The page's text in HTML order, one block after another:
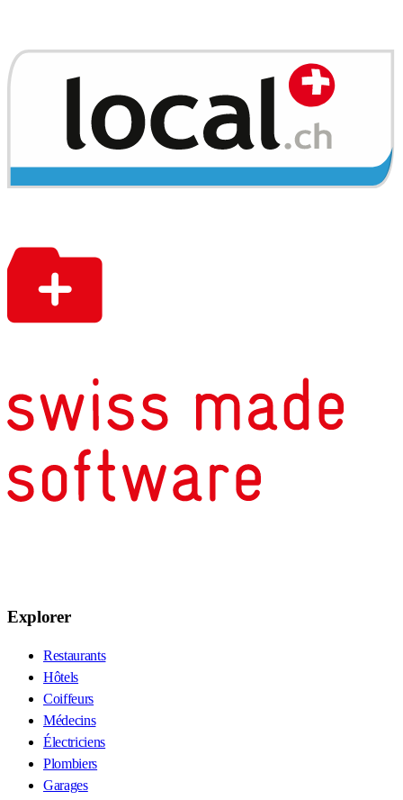
Explorer
Restaurants
Hôtels
Coiffeurs
Médecins
Électriciens
Plombiers
Garages